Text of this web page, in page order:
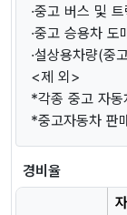
·중고 버스 및
·중고 승용차 도
·설상용차량(중
<제 외>
*각종 중고 자
*중고자동차
경비율